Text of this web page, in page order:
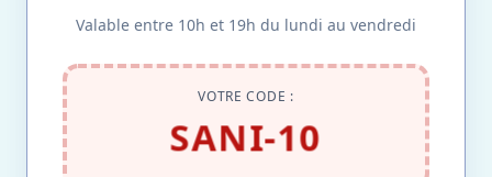
Valable entre 10h et 19h du lundi au vendredi
VOTRE CODE :
SANI-10